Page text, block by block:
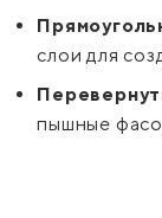
слои для
пышные